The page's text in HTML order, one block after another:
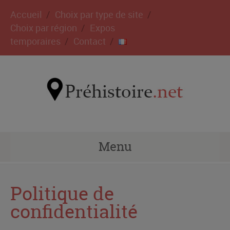
Accueil
Choix par type de site
Choix par région
Expos
temporaires
Contact
Menu
Politique de
confidentialité